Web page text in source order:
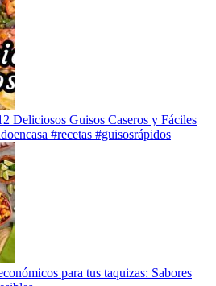
Deliciosos Guisos Caseros y Fáciles
#recetas #guisosrápidos
para tus taquizas: Sabores